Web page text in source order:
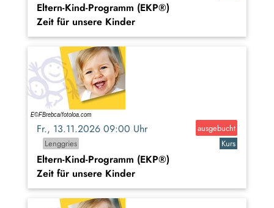
Eltern-Kind-Programm (EKP®)
Zeit für unsere Kinder
Fr., 13.11.2026 09:00 Uhr
ausgebucht
Lenggries
Kurs
Eltern-Kind-Programm (EKP®)
Zeit für unsere Kinder